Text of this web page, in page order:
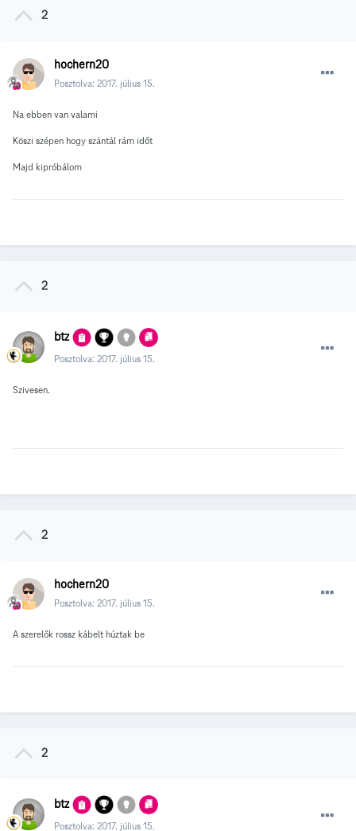
2
hochern20
Posztolva: 2017. július 15.
Na ebben van valami
Köszi szépen hogy szántál rám időt
Majd kipróbálom
2
btz
Posztolva: 2017. július 15.
Szivesen.
2
hochern20
Posztolva: 2017. július 15.
A szerelők rossz kábelt húztak be
2
btz
Posztolva: 2017. július 15.